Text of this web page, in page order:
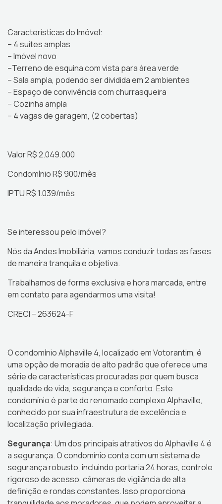
Características do Imóvel:
– 4 suítes amplas
– Imóvel novo
–Terreno de esquina com vista para área verde
– Sala ampla, podendo ser dividida em 2 ambientes
– Espaço de convivência com churrasqueira
– Cozinha ampla
– 4 vagas de garagem, (2 cobertas)
Valor R$ 2.049.000
Condomínio R$ 900/mês
IPTU R$ 1.039/mês
Se interessou pelo imóvel?
Nós da Andes Imobiliária, vamos conduzir todas as fases
de maneira tranquila e objetiva.
Trabalhamos de forma exclusiva e hora marcada, entre
em contato para agendarmos uma visita!
CRECI – 263624-F
O condomínio Alphaville 4, localizado em Votorantim, é
uma opção de moradia de alto padrão que oferece uma
série de características procuradas por quem busca
qualidade de vida, segurança e conforto. Este
condomínio é parte do renomado complexo Alphaville,
conhecido por sua infraestrutura de excelência e
localização privilegiada.
Segurança: Um dos principais atrativos do Alphaville 4 é
a segurança. O condomínio conta com um sistema de
segurança robusto, incluindo portaria 24 horas, controle
rigoroso de acesso, câmeras de vigilância de alta
definição e rondas constantes. Isso proporciona